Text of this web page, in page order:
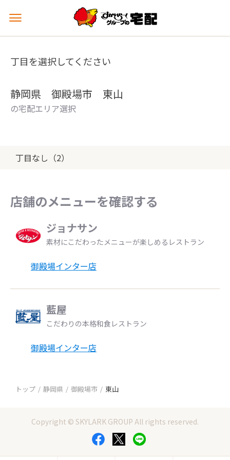
メ
ュ
を
丁目を選択してください
静岡県 御殿場市 東山
の宅配エリア選択
丁目なし（2）
店舗のメニューを確認する
ジョナサン
素材にこだわったメニューが楽しめるレストラン
御殿場インター店
藍屋
こだわりの本格和食レストラン
御殿場インター店
トップ 静岡県 御殿場市 東山
Copyright © SKYLARK GROUP All rights reserved.